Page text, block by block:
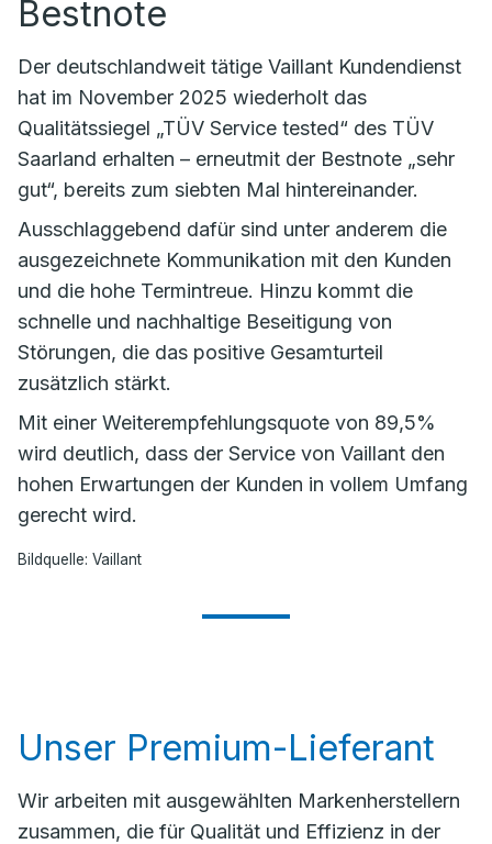
Bestnote
Der deutschlandweit tätige Vaillant Kundendienst
hat im November 2025 wiederholt das
Qualitätssiegel „TÜV Service tested“ des TÜV
Saarland erhalten – erneutmit der Bestnote „sehr
gut“, bereits zum siebten Mal hintereinander.
Ausschlaggebend dafür sind unter anderem die
ausgezeichnete Kommunikation mit den Kunden
und die hohe Termintreue. Hinzu kommt die
schnelle und nachhaltige Beseitigung von
Störungen, die das positive Gesamturteil
zusätzlich stärkt.
Mit einer Weiterempfehlungsquote von 89,5%
wird deutlich, dass der Service von Vaillant den
hohen Erwartungen der Kunden in vollem Umfang
gerecht wird.
Bildquelle: Vaillant
Unser Premium-Lieferant
Wir arbeiten mit ausgewählten Markenherstellern
zusammen, die für Qualität und Effizienz in der